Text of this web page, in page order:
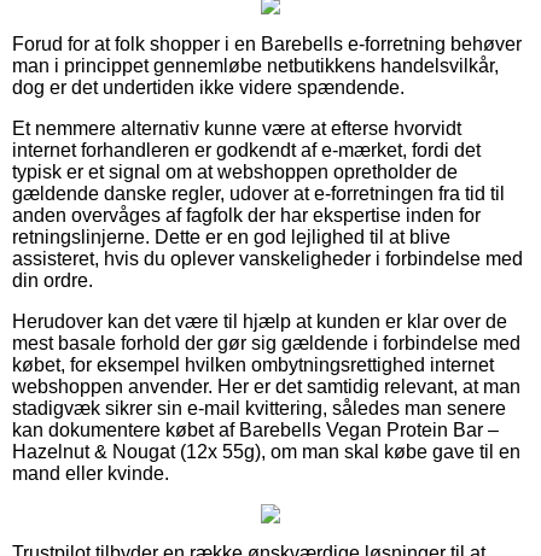
Forud for at folk shopper i en Barebells e-forretning behøver
man i princippet gennemløbe netbutikkens handelsvilkår,
dog er det undertiden ikke videre spændende.
Et nemmere alternativ kunne være at efterse hvorvidt
internet forhandleren er godkendt af e-mærket, fordi det
typisk er et signal om at webshoppen opretholder de
gældende danske regler, udover at e-forretningen fra tid til
anden overvåges af fagfolk der har ekspertise inden for
retningslinjerne. Dette er en god lejlighed til at blive
assisteret, hvis du oplever vanskeligheder i forbindelse med
din ordre.
Herudover kan det være til hjælp at kunden er klar over de
mest basale forhold der gør sig gældende i forbindelse med
købet, for eksempel hvilken ombytningsrettighed internet
webshoppen anvender. Her er det samtidig relevant, at man
stadigvæk sikrer sin e-mail kvittering, således man senere
kan dokumentere købet af Barebells Vegan Protein Bar –
Hazelnut & Nougat (12x 55g), om man skal købe gave til en
mand eller kvinde.